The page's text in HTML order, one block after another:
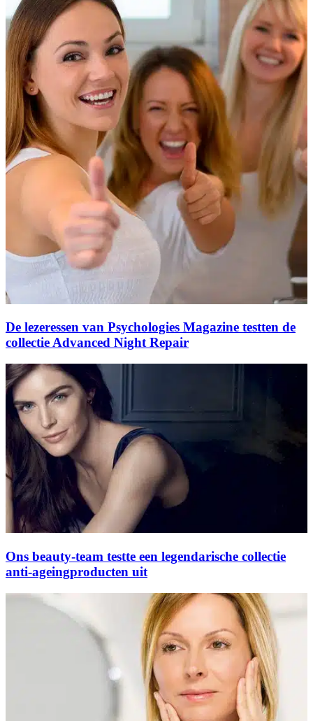
De lezeressen van Psychologies Magazine testten de
collectie Advanced Night Repair
Ons beauty-team testte een legendarische collectie
anti-ageingproducten uit